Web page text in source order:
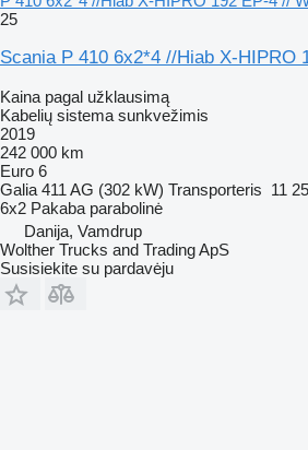
25
Scania P 410 6x2*4 //Hiab X-HIPRO
Kaina pagal užklausimą
Kabelių sistema sunkvežimis
2019
242 000 km
Euro 6
Galia 411 AG (302 kW) Transporteris 11
6x2 Pakaba parabolinė
Danija, Vamdrup
Wolther Trucks and Trading ApS
Susisiekite su pardavėju